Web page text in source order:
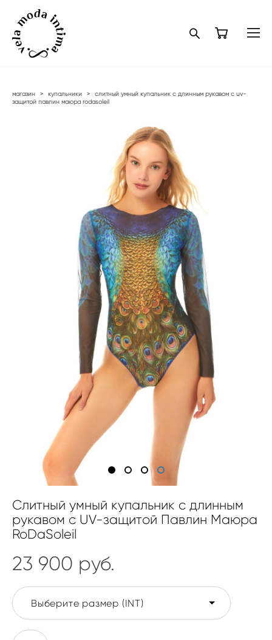
магазин > купальники >
слитный умный купальник с длинным рукавом с uv-
защитой павлин маюра rodasoleil
Слитный умный купальник с длинным
рукавом с UV-защитой Павлин Маюра
RoDaSoleil
23 900 pуб.
Выберите размер (INT)